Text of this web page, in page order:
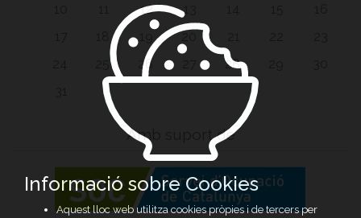
12 13
20
26 28
Amb suport de
Informació sobre Cookies
Aquest lloc web utilitza cookies pròpies i de tercers per